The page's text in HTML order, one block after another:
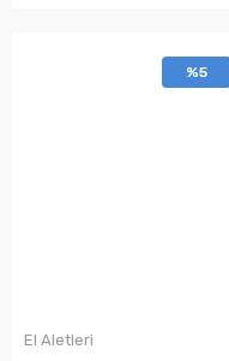
%5
El Aletleri